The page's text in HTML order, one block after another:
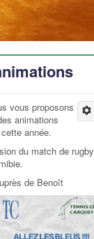
vous proposons
animations
année.
du match de rugby
de Benoît